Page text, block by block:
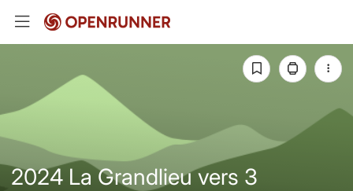
2024 La Grandlieu vers 3